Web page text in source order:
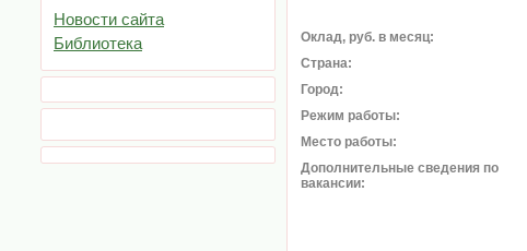
Новости сайта
Библиотека
Оклад, руб. в месяц:
Страна:
Город:
Режим работы:
Место работы:
Дополнительные сведения по
вакансии: